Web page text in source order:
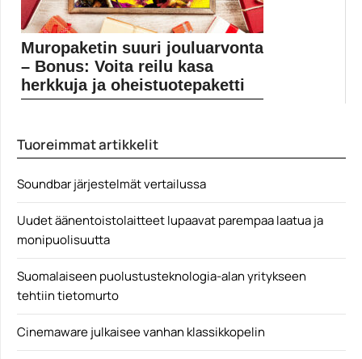
Muropaketin suuri jouluarvonta
– Bonus: Voita reilu kasa
herkkuja ja oheistuotepaketti
Elokuvauutiset
Tuoreimmat artikkelit
Soundbar järjestelmät vertailussa
Uudet äänentoistolaitteet lupaavat parempaa laatua ja
monipuolisuutta
Suomalaiseen puolustusteknologia-alan yritykseen
tehtiin tietomurto
Cinemaware julkaisee vanhan klassikkopelin